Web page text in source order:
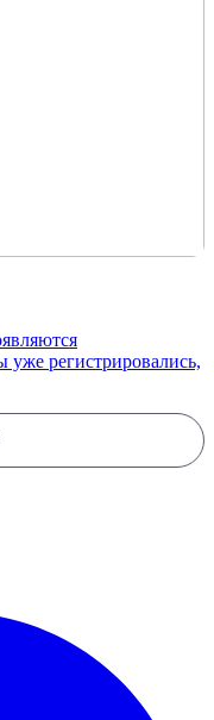
уже регистрировались,